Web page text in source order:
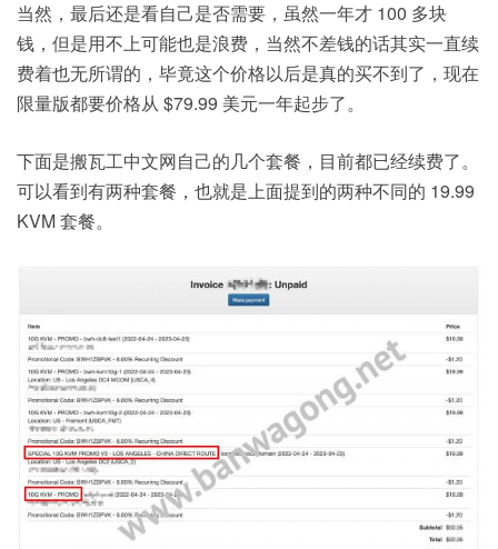
当然，最后还是看自己是否需要，虽然一年才 100 多块
钱，但是用不上可能也是浪费，当然不差钱的话其实一直续
费着也无所谓的，毕竟这个价格以后是真的买不到了，现在
限量版都要价格从 $79.99 美元一年起步了。
下面是搬瓦工中文网自己的几个套餐，目前都已经续费了。
可以看到有两种套餐，也就是上面提到的两种不同的 19.99
KVM 套餐。